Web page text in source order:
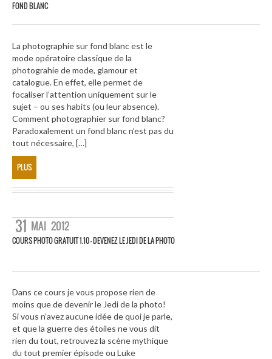
FOND BLANC
La photographie sur fond blanc est le
mode opératoire classique de la
photograhie de mode, glamour et
catalogue. En effet, elle permet de
focaliser l’attention uniquement sur le
sujet – ou ses habits (ou leur absence).
Comment photographier sur fond blanc?
Paradoxalement un fond blanc n’est pas du
tout nécessaire, […]
PLUS
31 MAI 2012
COURS PHOTO GRATUIT 1.10 – DEVENEZ LE JEDI DE LA PHOTO
Dans ce cours je vous propose rien de
moins que de devenir le Jedi de la photo!
Si vous n’avez aucune idée de quoi je parle,
et que la guerre des étoiles ne vous dit
rien du tout, retrouvez la scène mythique
du tout premier épisode ou Luke